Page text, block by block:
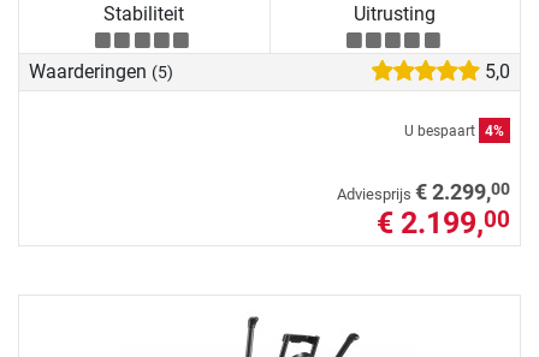
Stabiliteit Uitrusting
Waarderingen (5) 5,0
U bespaart 4%
Adviesprijs € 2.299,00
€ 2.199,00